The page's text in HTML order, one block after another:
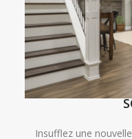
Insufflez une